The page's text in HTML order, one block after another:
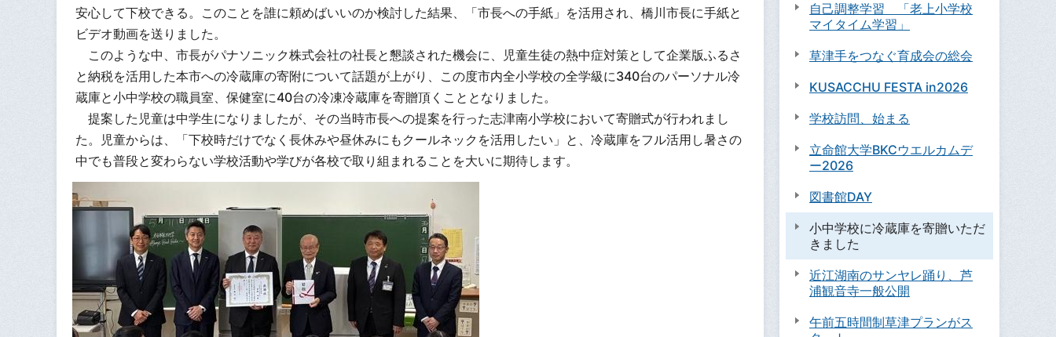
安心して下校できる。このことを誰に頼めばいいのか検討した結果、「市長への手紙」を活用され、橋川市長に手紙と
ビデオ動画を送りました。
このような中、市長がパナソニック株式会社の社長と懇談された機会に、児童生徒の熱中症対策として企業版ふるさ
と納税を活用した本市への冷蔵庫の寄附について話題が上がり、この度市内全小学校の全学級に340台のパーソナル冷
蔵庫と小中学校の職員室、保健室に40台の冷凍冷蔵庫を寄贈頂くこととなりました。
提案した児童は中学生になりましたが、その当時市長への提案を行った志津南小学校において寄贈式が行われまし
た。児童からは、「下校時だけでなく長休みや昼休みにもクールネックを活用したい」と、冷蔵庫をフル活用し暑さの
中でも普段と変わらない学校活動や学びが各校で取り組まれることを大いに期待します。
自己調整学習 「老上小学校
マイタイム学習」
草津手をつなぐ育成会の総会
KUSACCHU FESTA in2026
学校訪問、始まる
立命館大学BKCウエルカムデ
ー2026
図書館DAY
小中学校に冷蔵庫を寄贈いただ
きました
近江湖南のサンヤレ踊り、芦
浦観音寺一般公開
午前五時間制草津プランがス